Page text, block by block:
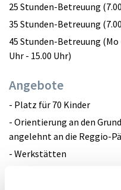
25 Stunden-Betreuung
35 Stunden-Betreuung
45 Stunden-Betreuung (Mo
Uhr - 15.00 Uhr)
Angebote
- Platz für 70 Kinder
- Orientierung an den
angelehnt an die Reggio-
- Werkstätten